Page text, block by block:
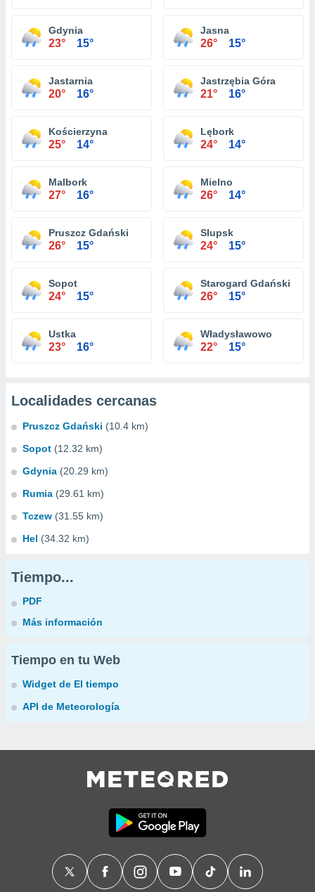
Gdynia
23° 15°
Jasna
26° 15°
Jastarnia
20° 16°
Jastrzębia Góra
21° 16°
Kościerzyna
25° 14°
Lębork
24° 14°
Malbork
27° 16°
Mielno
26° 14°
Pruszcz Gdański
26° 15°
Slupsk
24° 15°
Sopot
24° 15°
Starogard Gdański
26° 15°
Ustka
23° 16°
Władysławowo
22° 15°
Localidades cercanas
Pruszcz Gdański (10.4 km)
Sopot (12.32 km)
Gdynia (20.29 km)
Rumia (29.61 km)
Tczew (31.55 km)
Hel (34.32 km)
Tiempo...
PDF
Más información
Tiempo en tu Web
Widget de El tiempo
API de Meteorología